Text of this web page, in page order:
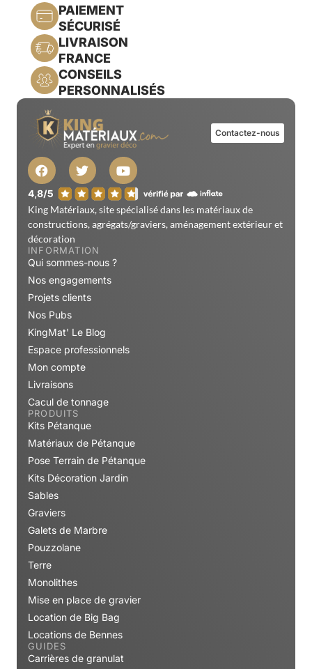
PAIEMENT
SÉCURISÉ
LIVRAISON
FRANCE
CONSEILS
PERSONNALISÉS
Contactez-nous
King Matériaux, site spécialisé dans les matériaux de
constructions, agrégats/graviers, aménagement extérieur et
décoration
INFORMATION
Qui sommes-nous ?
Nos engagements
Projets clients
Nos Pubs
KingMat' Le Blog
Espace professionnels
Mon compte
Livraisons
Cacul de tonnage
PRODUITS
Kits Pétanque
Matériaux de Pétanque
Pose Terrain de Pétanque
Kits Décoration Jardin
Sables
Graviers
Galets de Marbre
Pouzzolane
Terre
Monolithes
Mise en place de gravier
Location de Big Bag
Locations de Bennes
GUIDES
Carrières de granulat